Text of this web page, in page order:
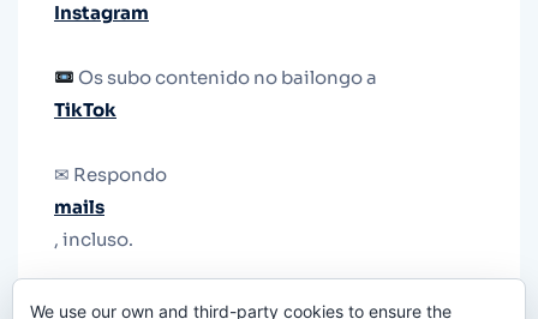
Instagram
Os subo contenido no bailongo a
TikTok
✉ Respondo
mails
, incluso.
We use our own and third-party cookies to ensure the